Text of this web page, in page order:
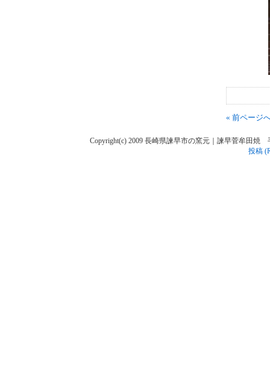
« 前ページ
Copyright(c) 2009 長崎県諫早市の窯元｜諫早菅牟田焼
投稿